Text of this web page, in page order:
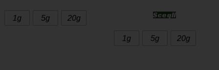
1g 5g 20g Scegli
1g 5g 20g